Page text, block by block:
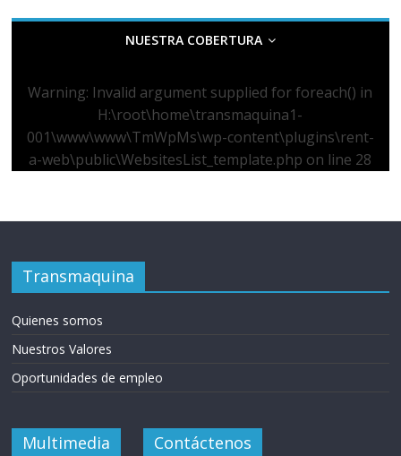
NUESTRA COBERTURA
Warning: Invalid argument supplied for foreach() in
H:\root\home\transmaquina1-
001\www\www\TmWpMs\wp-content\plugins\rent-
a-web\public\WebsitesList_template.php on line 28
Transmaquina
Quienes somos
Nuestros Valores
Oportunidades de empleo
Multimedia Contáctenos